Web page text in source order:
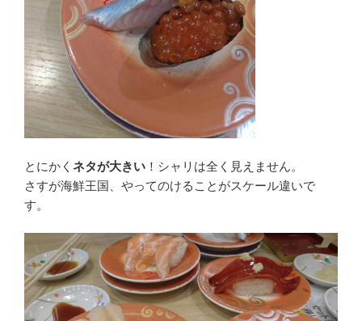
とにかく ネタが大きい ！シャリは全く見えません。
さすが海鮮王国、やってのけることがスケール違いで
す。